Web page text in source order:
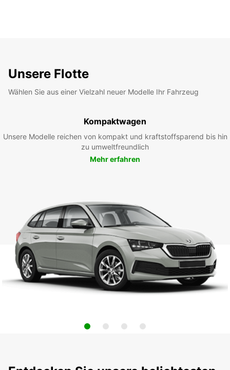
Unsere Flotte
Wählen Sie aus einer Vielzahl neuer Modelle Ihr Fahrzeug
Kompaktwagen
Unsere Modelle reichen von kompakt und kraftstoffsparend bis hin
zu umweltfreundlich
Mehr erfahren